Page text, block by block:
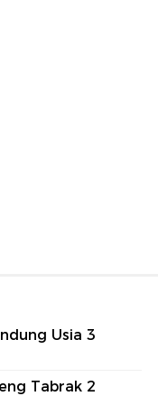
Usia 3
Tabrak 2